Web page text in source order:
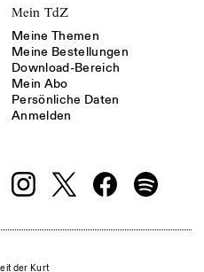
Mein TdZ
Meine Themen
Meine Bestellungen
Download-Bereich
Mein Abo
Persönliche Daten
Anmelden
der Kurt